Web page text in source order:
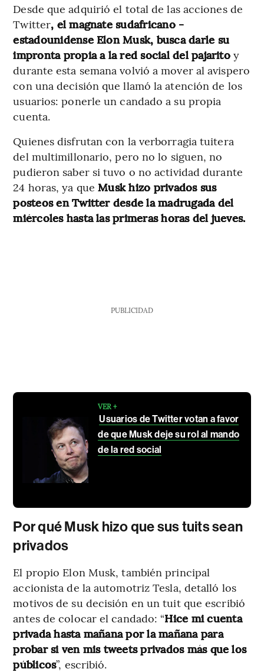
Desde que adquirió el total de las acciones de
Twitter, el magnate sudafricano -
estadounidense Elon Musk, busca darle su
impronta propia a la red social del pajaritoy
durante esta semana volvió a mover al avispero
con una decisión que llamó la atención de los
usuarios: ponerle un candado a su propia
cuenta.
Quienes disfrutan con la verborragia tuitera
del multimillonario, pero no lo siguen, no
pudieron saber si tuvo o no actividad durante
24 horas, ya que Musk hizo privados sus
posteos en Twitter desde la madrugada del
miércoles hasta las primeras horas del jueves.
PUBLICIDAD
VER +
Usuarios de Twitter votan a favor
de que Musk deje su rol al mando
de la red social
Por qué Musk hizo que sus tuits sean
privados
El propio Elon Musk, también principal
accionista de la automotriz Tesla, detalló los
motivos de su decisión en un tuit que escribió
antes de colocar el candado: “Hice mi cuenta
privada hasta mañana por la mañana para
probar si ven mis tweets privados más que los
públicos”, escribió.